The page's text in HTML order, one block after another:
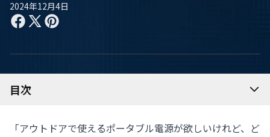
2024年12月4日
目次
「アウトドアで使えるポータブル電源が欲しいけれど、ど